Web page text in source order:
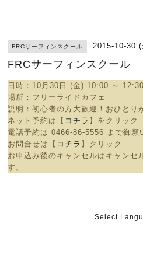
FRCサーフィンスクール 2015-10-30
FRCサーフィンスクール
日時：10 月30日 (金) 10:00 ～ 12:30
場所： フリーライドカフェ
説明：初心者の方大歓迎！おひとり
ネット予約は【 コチラ 】をクリック
電話予約は0466-86-5556 まで御願
お問合せは【 コチラ 】クリック
お申込み後のキャンセルはキャンセ
す。
Select